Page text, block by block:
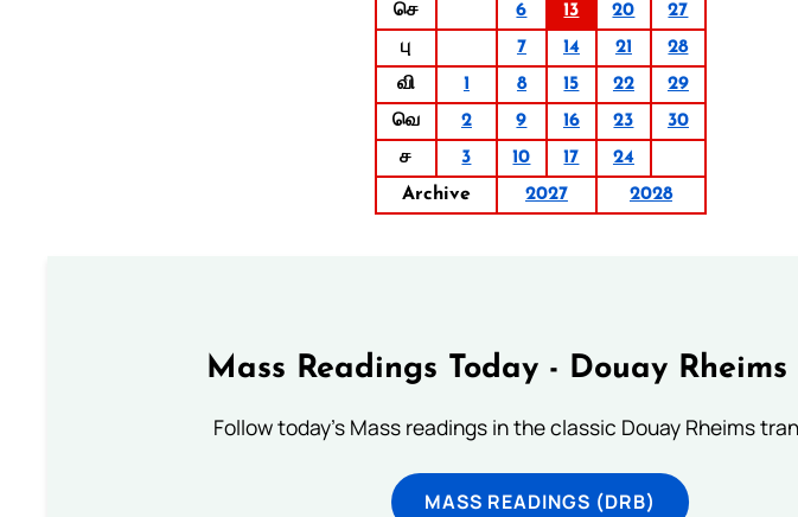
செ
6 13 20
27
பு
7 14 21
28
வி
1 8 15 22
29
வெ
2 9 16 23
30
ச
3 10 17
24
Archive
2027 2028
Mass Readings Today - Douay Rheims
Follow today's Mass readings in the classic Douay Rheims
MASS READINGS (DRB)